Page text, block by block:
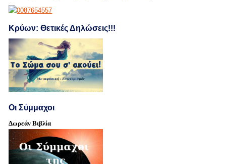
Κρύων: Θετικές Δηλώσεις!!!
Οι Σύμμαχοι
Δωρεάν Βιβλία